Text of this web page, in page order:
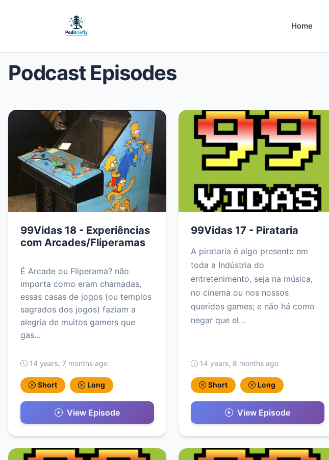
Home
Podcast Episodes
99Vidas 18 - Experiências
com Arcades/Fliperamas
É Arcade ou Fliperama? não
importa como eram chamadas,
essas casas de jogos (ou templos
sagrados dos jogos) faziam a
alegria de muitos gamers que
gas…
14 years, 7 months ago
Short Long
View Episode
99Vidas 17 - Pirataria
A pirataria é algo presente em
toda a Indústria do
entretenimento, seja na música,
no cinema ou nos nossos
queridos games; e não há como
negar que el…
14 years, 8 months ago
Short Long
View Episode